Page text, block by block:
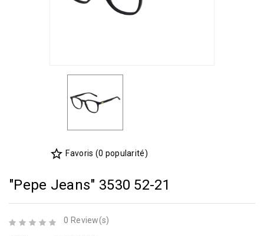
star_border Favoris (0 popularité)
"Pepe Jeans" 3530 52-21
0 Review(s)